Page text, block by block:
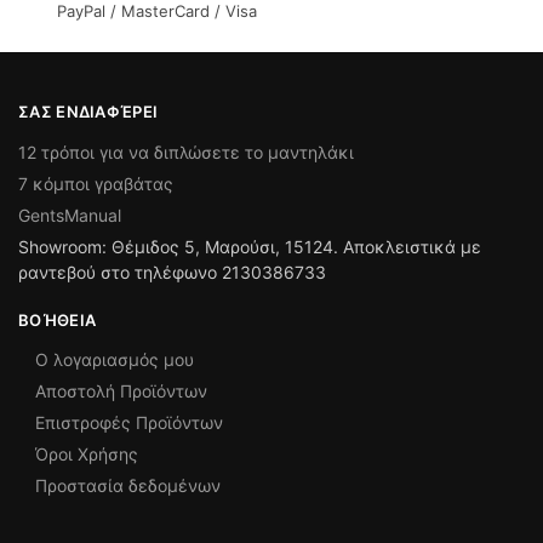
PayPal / MasterCard / Visa
ΣΑΣ ΕΝΔΙΑΦΈΡΕΙ
12 τρόποι για να διπλώσετε το μαντηλάκι
7 κόμποι γραβάτας
GentsManual
Showroom: Θέμιδος 5, Μαρούσι, 15124. Αποκλειστικά με
ραντεβού στο τηλέφωνο 2130386733
ΒΟΉΘΕΙΑ
Ο λογαριασμός μου
Αποστολή Προϊόντων
Επιστροφές Προϊόντων
Όροι Χρήσης
Προστασία δεδομένων